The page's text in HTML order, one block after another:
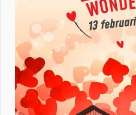
TRANSPORT &
AUTOREPORT.RO –
Test Drive CUPRA
eTSI 150 CP: Rețeta